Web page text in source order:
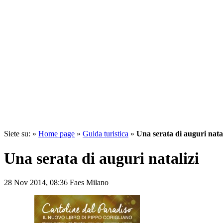
Siete su: » Home page » Guida turistica » Una serata di auguri
Una serata di auguri natalizi
28 Nov 2014, 08:36 Faes Milano